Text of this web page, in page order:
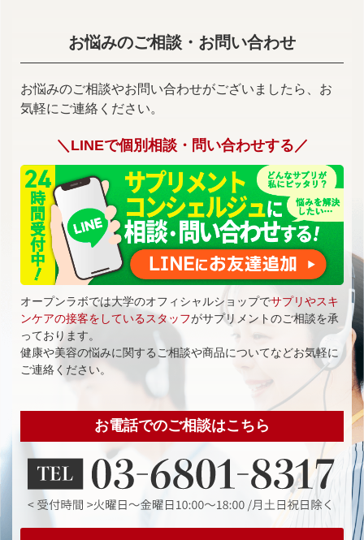
お悩みのご相談・お問い合わせ
お悩みのご相談やお問い合わせがございましたら、お
気軽にご連絡ください。
＼LINEで個別相談・問い合わせする／
オープンラボでは大学のオフィシャルショップでサプリやスキ
ンケアの接客をしているスタッフがサプリメントのご相談を承
っております。
健康や美容の悩みに関するご相談や商品についてなどお気軽に
ご連絡ください。
お電話でのご相談はこちら